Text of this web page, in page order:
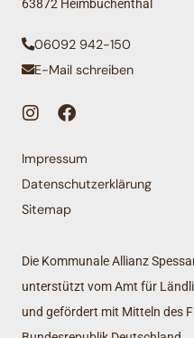
63872 Heimbuchenthal
06092 942-150
E-Mail schreiben
Impressum
Datenschutzerklärung
Sitemap
Die Kommunale Allianz
unterstützt vom Amt für
und gefördert mit Mitteln des